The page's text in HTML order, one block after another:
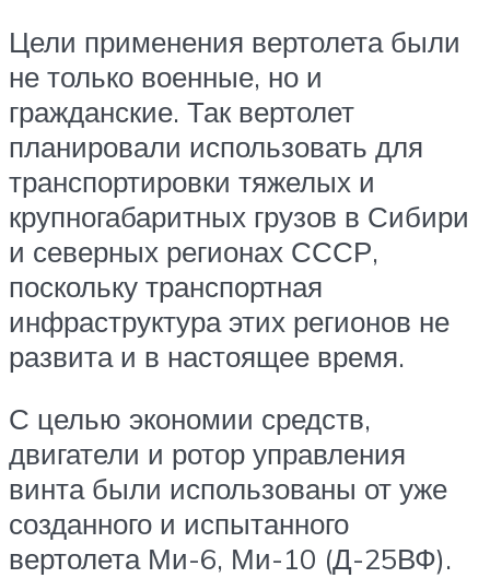
Цели применения вертолета были
не только военные, но и
гражданские. Так вертолет
планировали использовать для
транспортировки тяжелых и
крупногабаритных грузов в Сибири
и северных регионах СССР,
поскольку транспортная
инфраструктура этих регионов не
развита и в настоящее время.
С целью экономии средств,
двигатели и ротор управления
винта были использованы от уже
созданного и испытанного
вертолета Ми-6, Ми-10 (Д-25ВФ).